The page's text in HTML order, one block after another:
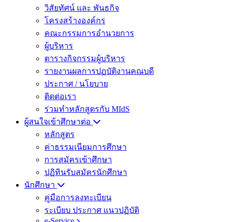
วิสัยทัศน์ และ พันธกิจ
โครงสร้างองค์กร
คณะกรรมการอำนวยการ
ผู้บริหาร
ตารางกิจกรรมผู้บริหาร
รายงานผลการปฏบัติงานคณบดี
ประกาศ / นโยบาย
ติดต่อเรา
ร่วมทำหลักสูตรกับ MIdS
ผู้สนใจเข้าศึกษาต่อ
หลักสูตร
ค่าธรรมเนียมการศึกษา
การสมัครเข้าศึกษา
ปฏิทินรับสมัครนักศึกษา
นักศึกษา
คู่มือการลงทะเบียน
ระเบียบ ประกาศ แนวปฏิบัติ